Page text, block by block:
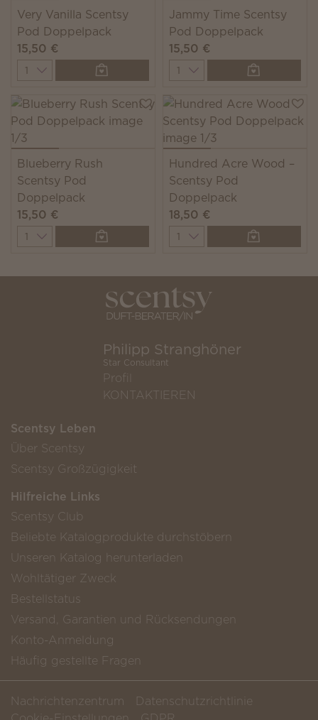
Very Vanilla Scentsy
Pod Doppelpack
15,50 €
Quantity
Jammy Time Scentsy
Pod Doppelpack
15,50 €
Quantity
Blueberry Rush
Scentsy Pod
Doppelpack
15,50 €
Quantity
Hundred Acre Wood –
Scentsy Pod
Doppelpack
18,50 €
Quantity
Philipp Stranghöner
Star Consultant
Profil
KONTAKTIEREN
Scentsy Leben
Über Scentsy
Scentsy Großzügigkeit
Hilfreiche Links
Scentsy Club
Beliebte Katalogprodukte durchstöbern
Unseren Katalog herunterladen
Wohltätiger Zweck
Bestellstatus
Versand, Garantien und Rücksendungen
Konto-Anmeldung
Häufig gestellte Fragen
Nachrichtenzentrum
Datenschutzrichtlinie